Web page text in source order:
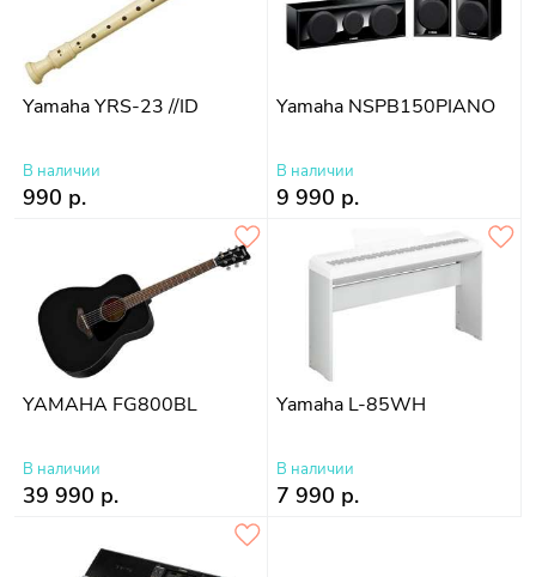
Yamaha YRS-23 //ID
В наличии
990 р.
Yamaha NSPB150PIANO
В наличии
9 990 р.
YAMAHA FG800BL
В наличии
39 990 р.
Yamaha L-85WH
В наличии
7 990 р.